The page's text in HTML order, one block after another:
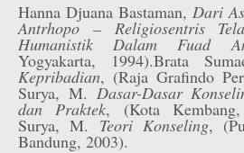
Hanna Djuana Bastaman, Dari
Antrhopo – Religiosentris
Humanistik Dalam Fuad
Yogyakarta, 1994).Brata
Kepribadian, (Raja Grafindo
Surya, M. Dasar-Dasar
dan Praktek, (Kota
Surya, M. Teori Konseling,
Bandung, 2003).